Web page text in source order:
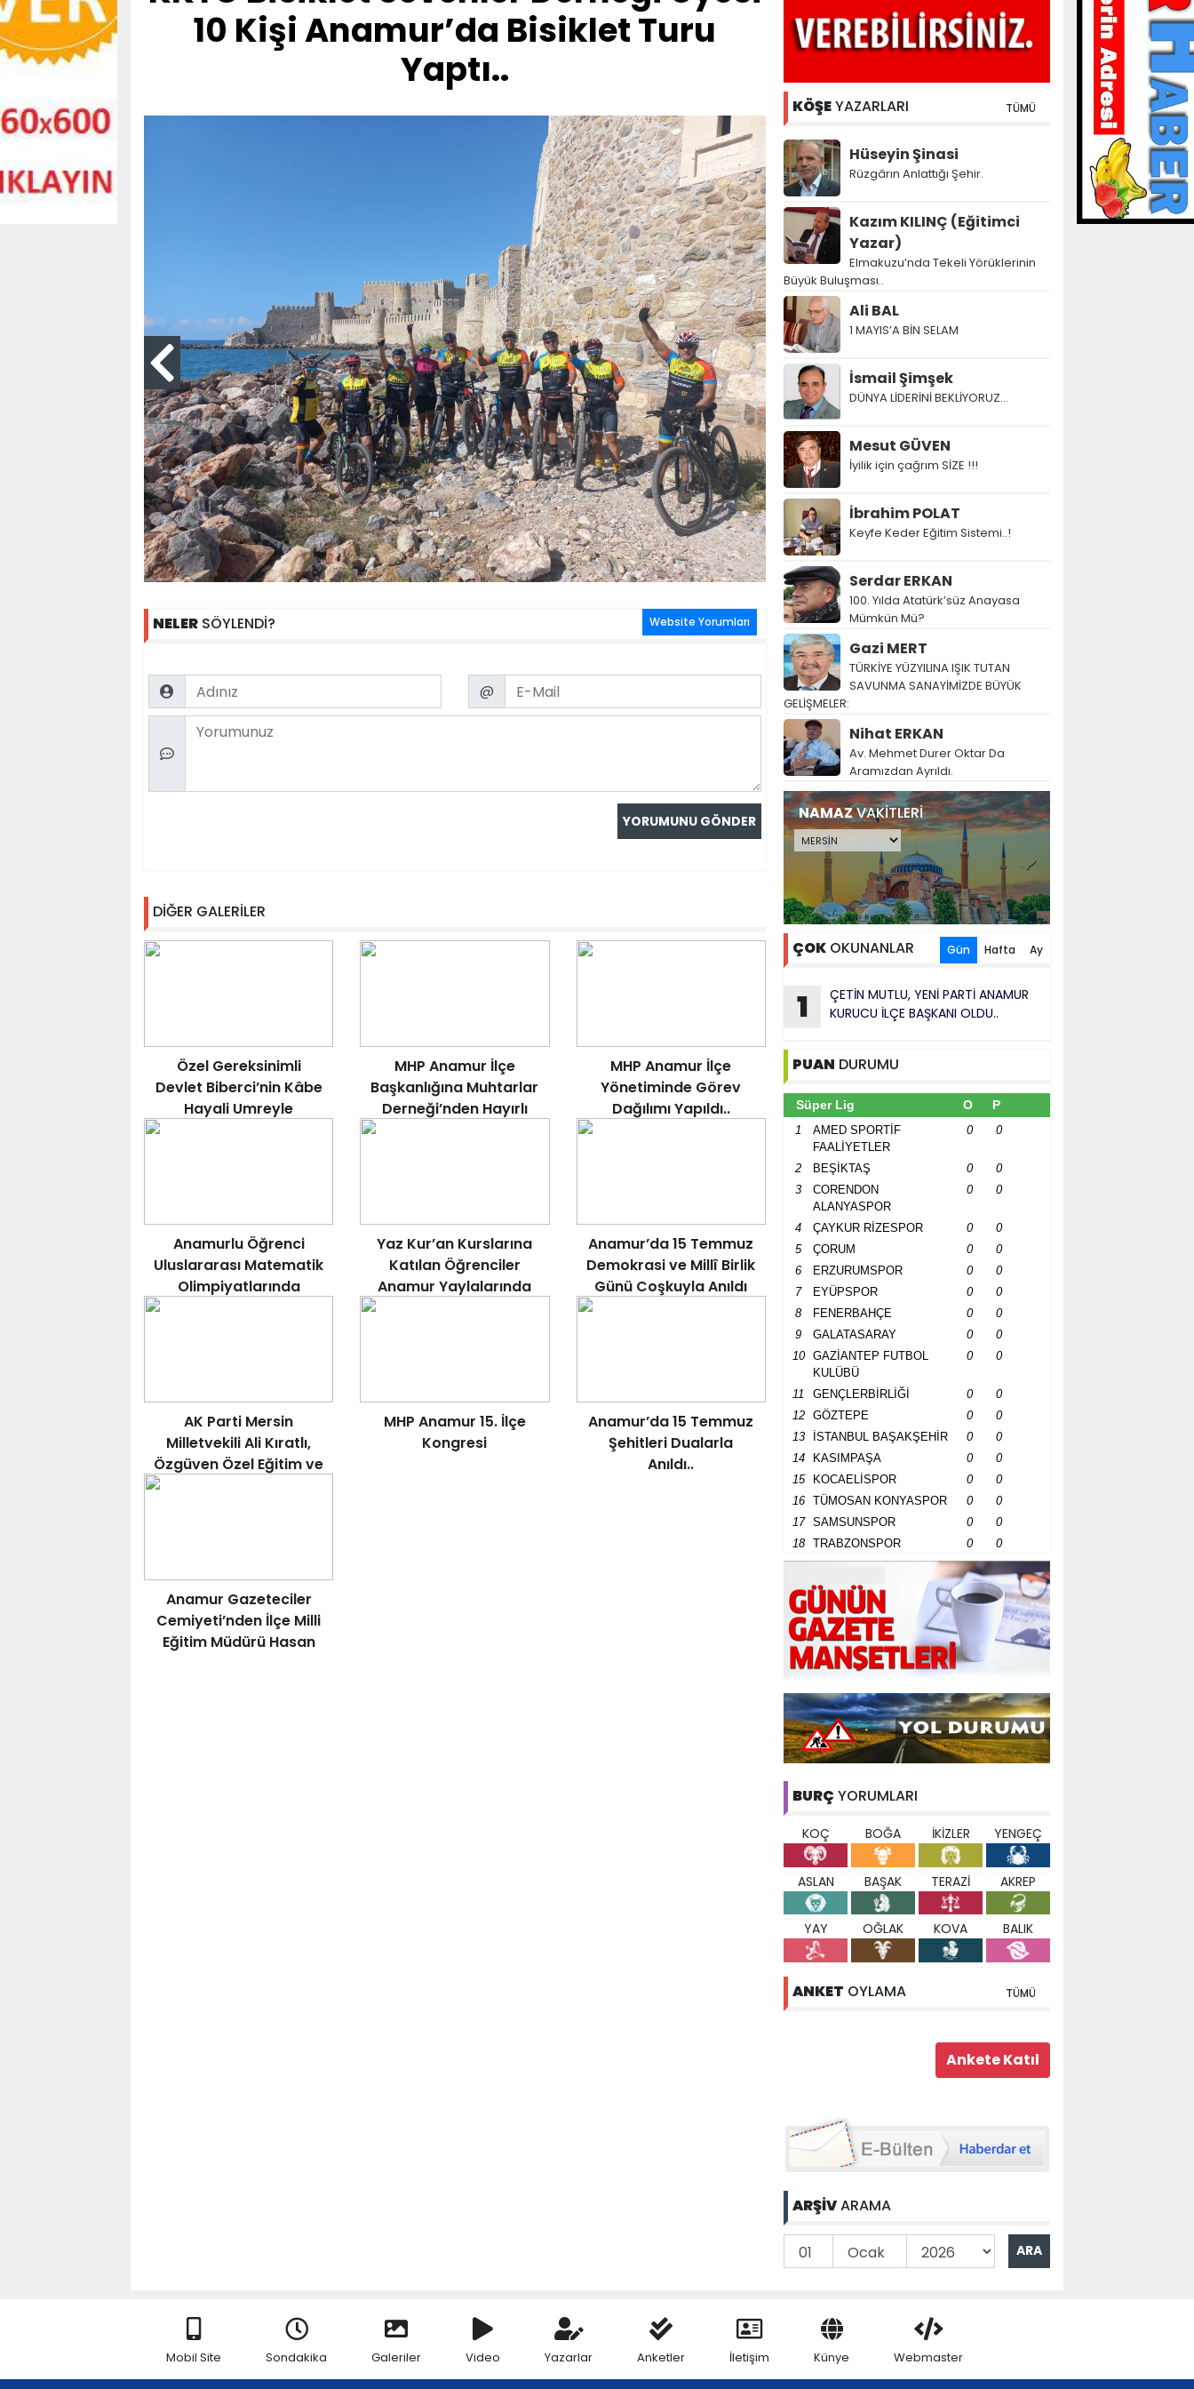
10 Kişi Anamur’da Bisiklet Turu
Yaptı..
NELER SÖYLENDİ? Website Yorumları
Name Email
@
Comment
DİĞER GALERİLER
Özel Gereksinimli
Devlet Biberci’nin Kâbe
Hayali Umreyle
MHP Anamur İlçe
Başkanlığına Muhtarlar
Derneği’nden Hayırlı
MHP Anamur İlçe
Yönetiminde Görev
Dağılımı Yapıldı..
Anamurlu Öğrenci
Uluslararası Matematik
Olimpiyatlarında
Yaz Kur’an Kurslarına
Katılan Öğrenciler
Anamur Yaylalarında
Anamur’da 15 Temmuz
Demokrasi ve Millî Birlik
Günü Coşkuyla Anıldı
AK Parti Mersin
Milletvekili Ali Kıratlı,
Özgüven Özel Eğitim ve
MHP Anamur 15. İlçe
Kongresi
Anamur’da 15 Temmuz
Şehitleri Dualarla
Anıldı..
Anamur Gazeteciler
Cemiyeti’nden İlçe Milli
Eğitim Müdürü Hasan
KÖŞEYAZARLARI TÜMÜ
Hüseyin Şinasi
Rüzgârın Anlattığı Şehir.
Kazım KILINÇ (Eğitimci
Yazar)
Elmakuzu’nda Tekeli Yörüklerinin
Büyük Buluşması..
Ali BAL
1 MAYIS’A BİN SELAM
İsmail Şimşek
DÜNYA LİDERİNİ BEKLİYORUZ…
Mesut GÜVEN
İyilik için çağrım SİZE !!!
İbrahim POLAT
Keyfe Keder Eğitim Sistemi..!
Serdar ERKAN
100. Yılda Atatürk’süz Anayasa
Mümkün Mü?
Gazi MERT
TÜRKİYE YÜZYILINA IŞIK TUTAN
SAVUNMA SANAYİMİZDE BÜYÜK
GELİŞMELER:
Nihat ERKAN
Av. Mehmet Durer Oktar Da
Aramızdan Ayrıldı.
NAMAZVAKİTLERİ
ÇOK OKUNANLAR Gün Hafta Ay
1
ÇETİN MUTLU, YENİ PARTİ ANAMUR
KURUCU İLÇE BAŞKANI OLDU..
PUAN DURUMU
Süper Lig O P
1
AMED SPORTİF
FAALİYETLER
0 0
2 BEŞİKTAŞ 0
0
3
CORENDON
ALANYASPOR
0 0
4 ÇAYKUR RİZESPOR 0
0
5
ÇORUM 0
0
6
ERZURUMSPOR 0
0
7
EYÜPSPOR 0
0
8
FENERBAHÇE 0
0
9
GALATASARAY 0
0
10
GAZİANTEP FUTBOL
KULÜBÜ
0 0
11 GENÇLERBİRLİĞİ 0
0
12
GÖZTEPE 0
0
13
İSTANBUL BAŞAKŞEHİR 0
0
14
KASIMPAŞA 0
0
15
KOCAELİSPOR 0
0
16
TÜMOSAN KONYASPOR 0
0
17
SAMSUNSPOR 0
0
18
TRABZONSPOR 0 0
BURÇ YORUMLARI
KOÇ BOĞA İKİZLER YENGEÇ
ASLAN BAŞAK TERAZİ AKREP
YAY OĞLAK KOVA BALIK
ANKET OYLAMA TÜMÜ
ARŞİVARAMA
Mobil Site Sondakika Galeriler Video Yazarlar Anketler İletişim Künye Webmaster